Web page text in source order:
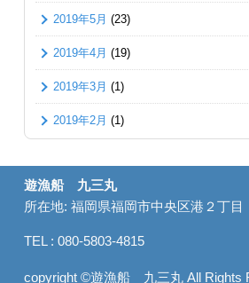
2019年5月 (23)
2019年4月 (19)
2019年3月 (1)
2019年2月 (1)
遊漁船 九三丸
所在地: 福岡県福岡市中央区港２丁目
TEL : 080-5803-4815
copyright ©遊漁船 九三丸 All Rights